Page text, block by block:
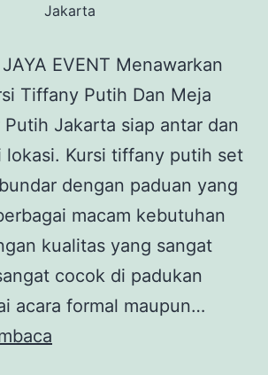
Jakarta
EVENT Menawarkan
Tiffany Putih Dan Meja
Jakarta siap antar dan
Kursi tiffany putih set
dengan paduan yang
macam kebutuhan
kualitas yang sangat
cocok di padukan
acara formal maupun…